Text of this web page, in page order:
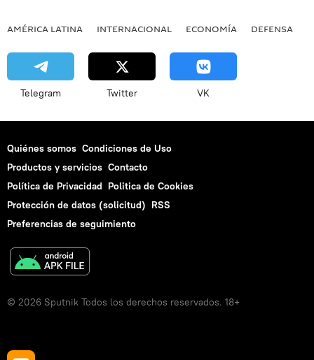
AMÉRICA LATINA INTERNACIONAL ECONOMÍA DEFENSA
Telegram Twitter VK
Quiénes somos Condiciones de Uso
Productos y servicios Contacto
Política de Privacidad Politica de Cookies
Protección de datos (solicitud) RSS
Preferencias de seguimiento
© 2026 Sputnik Todos los derechos reservados. 18+